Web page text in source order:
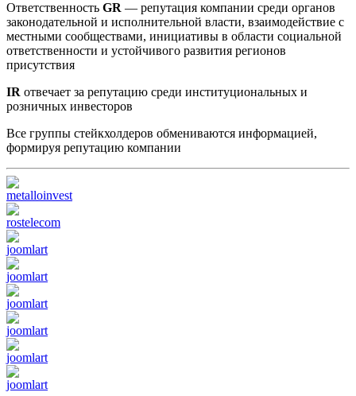
Ответственность GR — репутация компании среди органов
законодательной и исполнительной власти, взаимодействие с
местными сообществами, инициативы в области социальной
ответственности и устойчивого развития регионов
присутствия
IR отвечает за репутацию среди институциональных и
розничных инвесторов
Все группы стейкхолдеров обмениваются информацией,
формируя репутацию компании